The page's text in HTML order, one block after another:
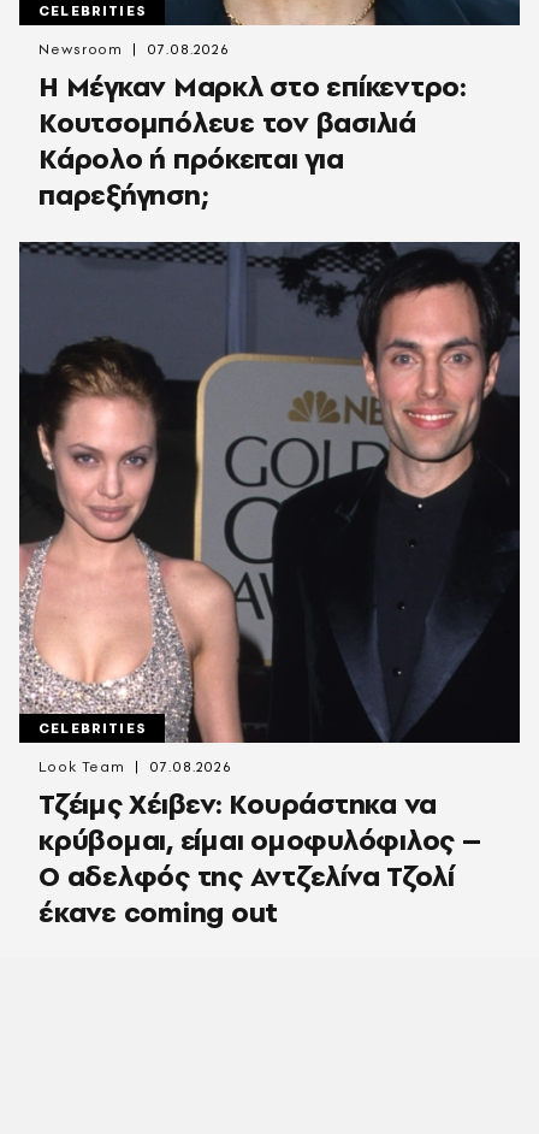
CELEBRITIES
Η Μέγκαν Μαρκλ στο επίκεντρο:
Κουτσομπόλευε τον βασιλιά
Κάρολο ή πρόκειται για
παρεξήγηση;
Newsroom 07.08.2026
CELEBRITIES
Τζέιμς Χέιβεν: Κουράστηκα να
κρύβομαι, είμαι ομοφυλόφιλος –
Ο αδελφός της Αντζελίνα Τζολί
έκανε coming out
Look Team 07.08.2026